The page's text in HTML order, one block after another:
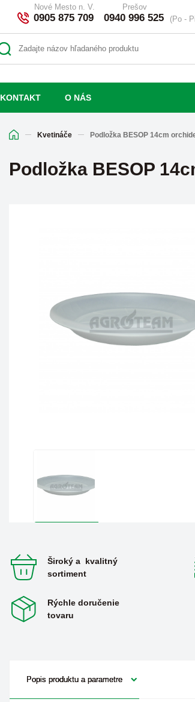
Nové Mesto n. V.
0905 875 709
Prešov
0940 996 525 (Po -
KONTAKT O NÁS
Kvetináče Podložka BESOP 14cm
Podložka BESOP
Široký a kvalitný
sortiment
Rýchle doručenie
tovaru
Popis produktu a parametre